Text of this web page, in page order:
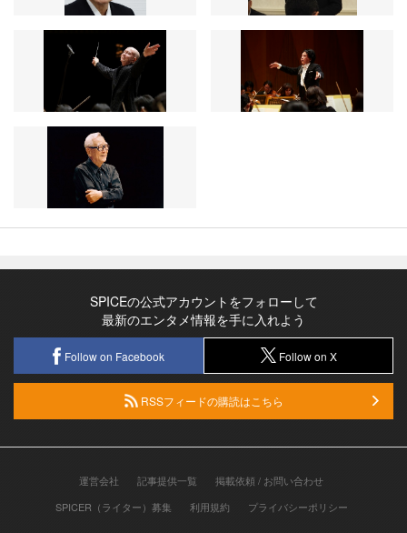
SPICEの公式アカウントをフォローして
最新のエンタメ情報を手に入れよう
Follow on Facebook Follow on X
RSSフィードの購読はこちら
運営会社 記事提供一覧
掲載依頼 / お問い合わせ
SPICER（ライター）募集
利用規約 プライバシーポリシー